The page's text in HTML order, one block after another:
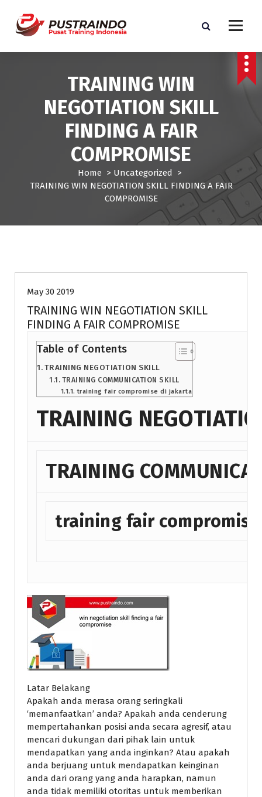
TRAINING WIN
NEGOTIATION SKILL
FINDING A FAIR
COMPROMISE
Home > Uncategorized >
TRAINING WIN NEGOTIATION SKILL FINDING A FAIR
COMPROMISE
May 30 2019
TRAINING WIN NEGOTIATION SKILL
FINDING A FAIR COMPROMISE
Table of Contents
TRAINING NEGOTIATION SKILL
TRAINING COMMUNICATION SKILL
training fair compromise di jakarta
TRAINING
TRAINING
training fair
Latar Belakang
Apakah anda merasa orang seringkali
‘memanfaatkan’ anda? Apakah anda cenderung
mempertahankan posisi anda secara agresif, atau
mencari dukungan dari pihak lain untuk
mendapatkan yang anda inginkan? Atau apakah
anda berjuang untuk mendapatkan keinginan
anda dari orang yang anda harapkan, namun
anda tidak memiliki otoritas untuk memberikan